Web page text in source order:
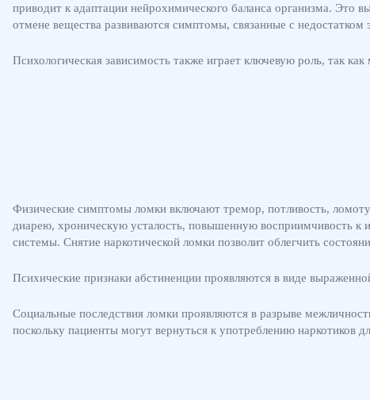
приводит к адаптации нейрохимического баланса организма. Это
отмене вещества развиваются симптомы, связанные с недостатком
Психологическая зависимость также играет ключевую роль, так
Физические симптомы ломки включают тремор, потливость,
диарею, хроническую усталость, повышенную восприимчивость к
системы. Снятие наркотической ломки позволит облегчить
Психические признаки абстиненции проявляются в виде
Социальные последствия ломки проявляются в разрыве
поскольку пациенты могут вернуться к употреблению наркотиков